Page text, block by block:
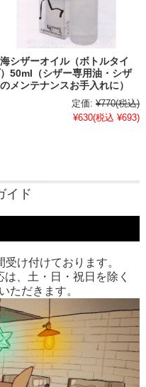
シザーオイル（ボトルタイ
50ml（シザー専用油・シザ
メンテナンスお手入れに）
定価: ¥770(税込)
¥630(税込 ¥693)
イド
け付けております。
、土・日・祝日を除く
ただきます。